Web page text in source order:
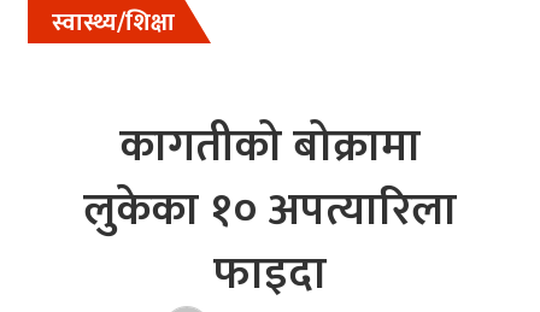
स्वास्थ्य/शिक्षा
कागतीको बोक्रामा
लुकेका १० अपत्यारिला
फाइदा